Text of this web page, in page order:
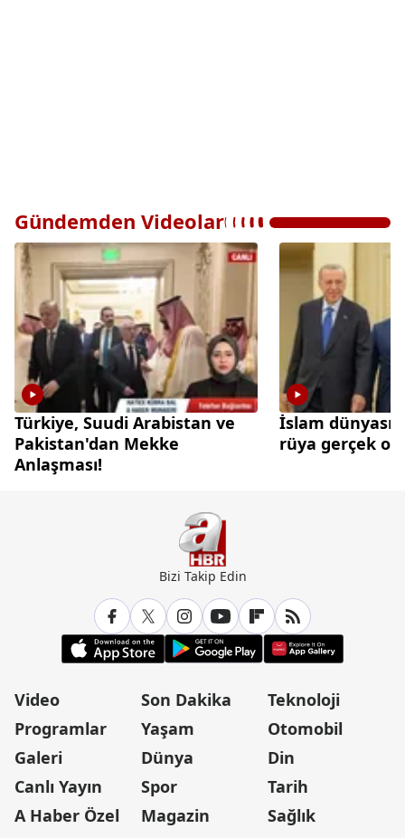
Gündemden Videolar
Türkiye, Suudi Arabistan ve
Pakistan'dan Mekke
Anlaşması!
İslam
rüya gerçek
Bizi Takip Edin
Video
Programlar
Galeri
Canlı Yayın
A Haber Özel
Son Dakika
Yaşam
Dünya
Spor
Magazin
Teknoloji
Otomobil
Din
Tarih
Sağlık